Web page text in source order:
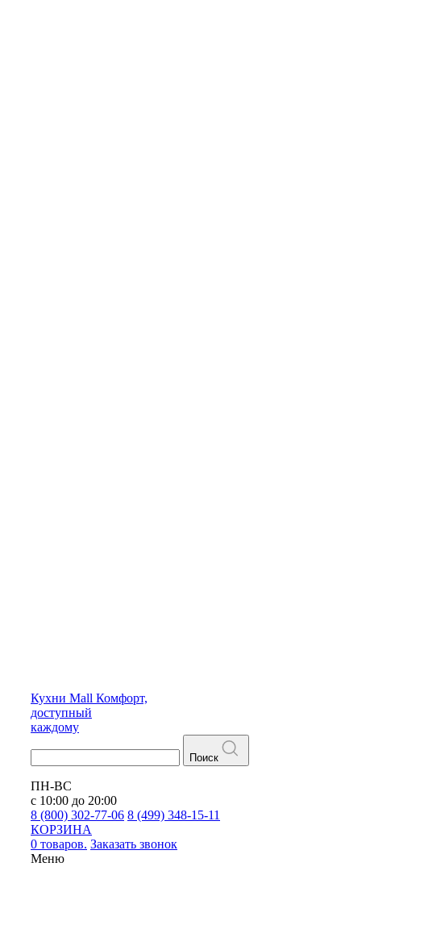
Кухни Mall Комфорт,
доступный
каждому
Поиск
ПН-ВС
с 10:00 до 20:00
8 (800) 302-77-06 8 (499) 348-15-11
КОРЗИНА
0 товаров. Заказать звонок
Меню